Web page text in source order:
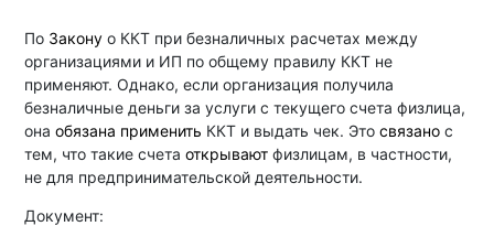
По Законуо ККТ при безналичных расчетах между
организациями и ИП по общему правилу ККТ не
применяют. Однако, если организация получила
безналичные деньги за услуги с текущего счета физлица,
она обязана применить ККТ и выдать чек. Это связанос
тем, что такие счета открываютфизлицам, в частности,
не для предпринимательской деятельности.
Документ: